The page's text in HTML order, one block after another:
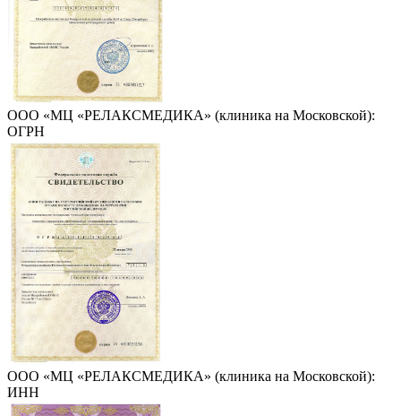
ООО «МЦ «РЕЛАКСМЕДИКА» (клиника на Московской):
ОГРН
ООО «МЦ «РЕЛАКСМЕДИКА» (клиника на Московской):
ИНН